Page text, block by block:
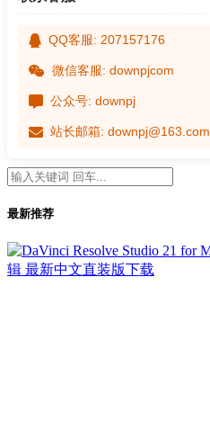
QQ客服: 207157176
微信客服: downpjcom
公众号: downpj
站长邮箱: downpj@163.com
最新推荐